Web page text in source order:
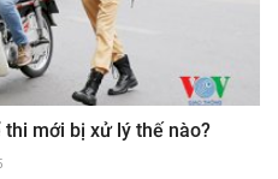
mới bị xử lý thế nào?